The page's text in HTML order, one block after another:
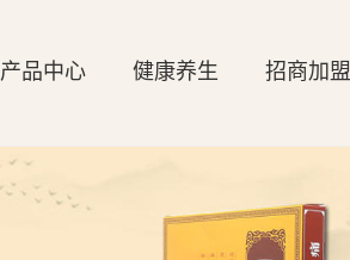
产品中心 健康养生 招商加盟